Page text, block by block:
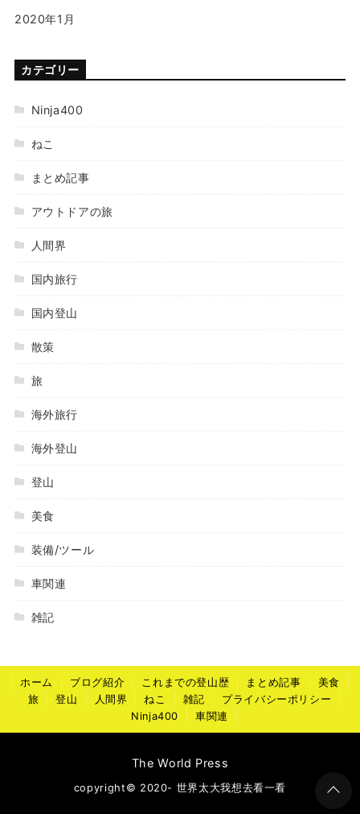
2020年1月
カテゴリー
Ninja400
ねこ
まとめ記事
アウトドアの旅
人間界
国内旅行
国内登山
散策
旅
海外旅行
海外登山
登山
美食
装備/ツール
車関連
雑記
ホーム ブログ紹介 これまでの登山歴 まとめ記事
美食
旅
登山 人間界 ねこ 雑記
プライバシーポリシー
Ninja400
車関連
The World Press
copyright© 2020- 世界太大我想去看一看